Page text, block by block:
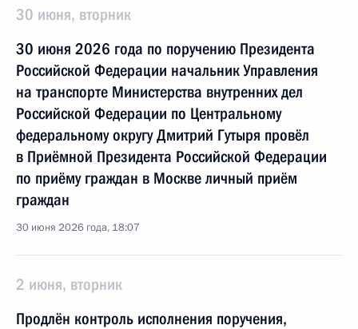
30 июня, вторник
30 июня 2026 года по поручению Президента
Российской Федерации начальник Управления
на транспорте Министерства внутренних дел
Российской Федерации по Центральному
федеральному округу Дмитрий Гутыря провёл
в Приёмной Президента Российской Федерации
по приёму граждан в Москве личный приём
граждан
30 июня 2026 года, 18:07
2 июня, вторник
Продлён контроль исполнения поручения,